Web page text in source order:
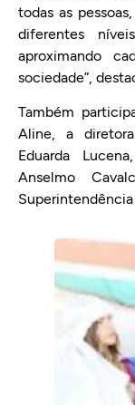
todas as
diferentes
aproximando
sociedade”,
Também
Aline, a
Eduarda
Anselmo